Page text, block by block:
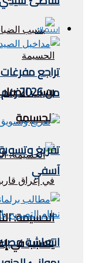
بسبب
الحسيمة
الحسيمة:
يتسبب في
اسماك
من 2026 رغم ارتفاع قيمتها
آسفي
انتعاشة